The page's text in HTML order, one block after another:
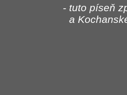
- tuto píseň
a